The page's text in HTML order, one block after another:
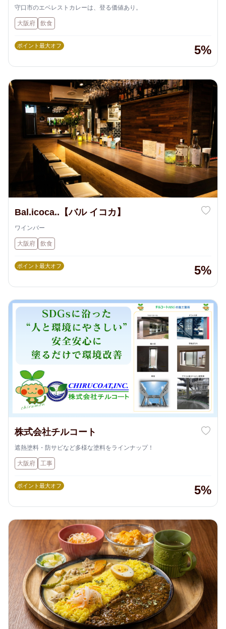
【STAR TAJMAHAL EVEREST】
守口市のエベレストカレーは、登る価値あり。
大阪府 飲食
ポイント最大オフ 5%
Bal.icoca..【バル イコカ】
ワインバー
大阪府 飲食
ポイント最大オフ 5%
株式会社チルコート
遮熱塗料・防サビなど多様な塗料をラインナップ！
大阪府 工事
ポイント最大オフ 5%